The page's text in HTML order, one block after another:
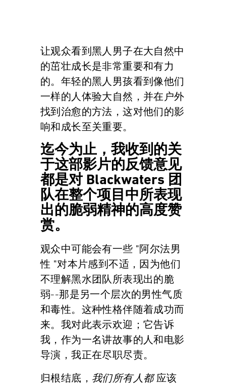
让观众看到黑人男子在大自然中
的茁壮成长是非常重要和有力
的。年轻的黑人男孩看到像他们
一样的人体验大自然，并在户外
找到治愈的方法，这对他们的影
响和成长至关重要。
迄今为止，我收到的关
于这部影片的反馈意见
都是对 Blackwaters 团
队在整个项目中所表现
出的脆弱精神的高度赞
赏。
观众中可能会有一些 "阿尔法男
性 "对本片感到不适，因为他们
不理解黑水团队所表现出的脆
弱--那是另一个层次的男性气质
和毒性。这种性格伴随着成功而
来。我对此表示欢迎；它告诉
我，作为一名讲故事的人和电影
导演，我正在尽职尽责。
归根结底， 我们所有人都 应该